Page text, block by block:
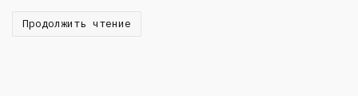
Продолжить чтение